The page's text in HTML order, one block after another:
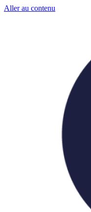
Aller au contenu